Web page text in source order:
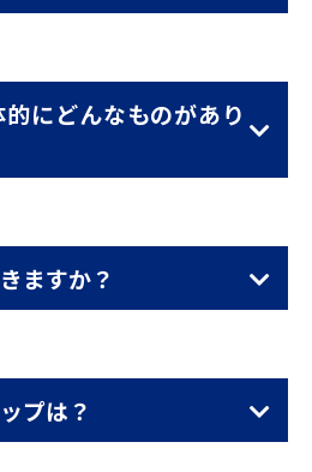
にどんなものがあり
ますか？
プは？